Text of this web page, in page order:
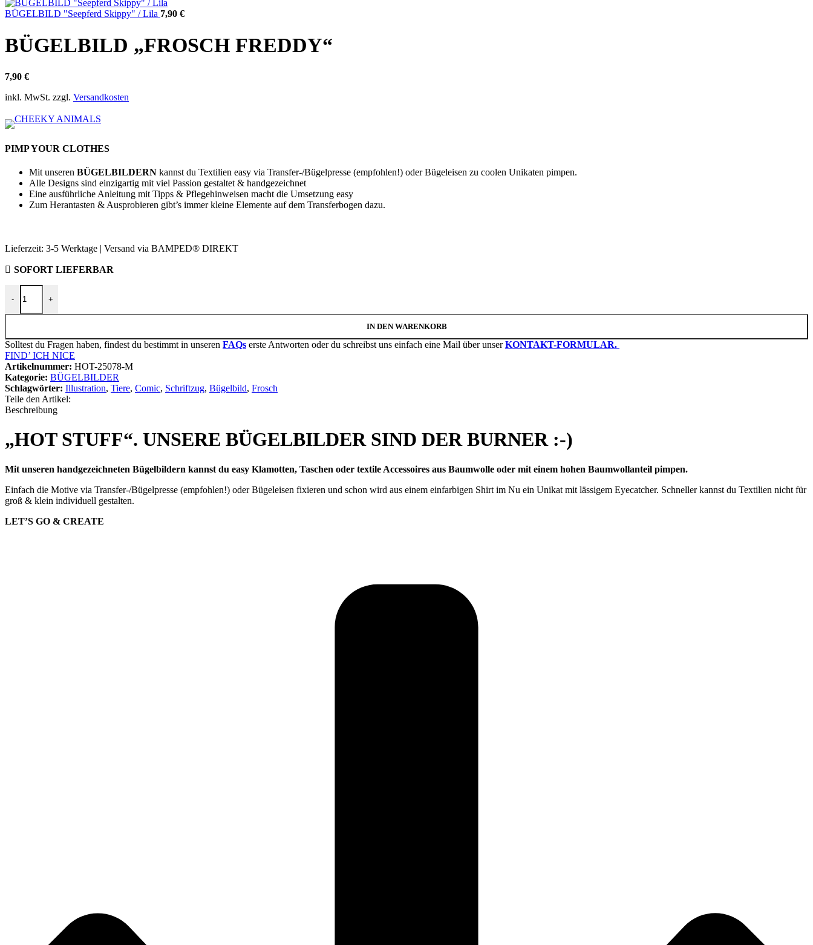
BÜGELBILD "Seepferd Skippy" / Lila 7,90 €
BÜGELBILD „FROSCH FREDDY“
7,90 €
inkl. MwSt. zzgl. Versandkosten
PIMP YOUR CLOTHES
Mit unseren BÜGELBILDERN kannst du Textilien easy via Transfer-/Bügelpresse (empfohlen!) oder Bügeleisen zu coolen Unikaten pimpen.
Alle Designs sind einzigartig mit viel Passion gestaltet & handgezeichnet
Eine ausführliche Anleitung mit Tipps & Pflegehinweisen macht die Umsetzung easy
Zum Herantasten & Ausprobieren gibt’s immer kleine Elemente auf dem Transferbogen dazu.
Lieferzeit: 3-5 Werktage | Versand via BAMPED® DIREKT
SOFORT LIEFERBAR
-
BÜGELBILD "FROSCH FREDDY" Menge
+
IN DEN WARENKORB
Solltest du Fragen haben, findest du bestimmt in unseren FAQs erste Antworten oder du schreibst uns einfach eine Mail über unserKONTAKT-FORMULAR.
FIND’ ICH NICE
Artikelnummer: HOT-25078-M
Kategorie: BÜGELBILDER
Schlagwörter: Illustration, Tiere, Comic, Schriftzug, Bügelbild, Frosch
Teile den Artikel:
Beschreibung
„HOT STUFF“. UNSERE BÜGELBILDER SIND DER BURNER :-)
Mit unseren handgezeichneten Bügelbildern kannst du easy Klamotten, Taschen oder textile Accessoires aus Baumwolle oder mit einem hohen Baumwollanteil pimpen.
Einfach die Motive via Transfer-/Bügelpresse (empfohlen!) oder Bügeleisen fixieren und schon wird aus einem einfarbigen Shirt im Nu ein Unikat mit lässigem Eyecatcher. Schneller kannst du Textilien nicht für
groß & klein individuell gestalten.
LET’S GO & CREATE